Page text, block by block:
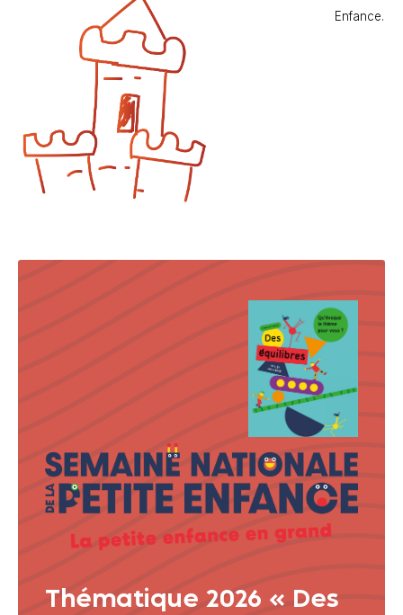
Enfance.
Thématique 2026 « Des